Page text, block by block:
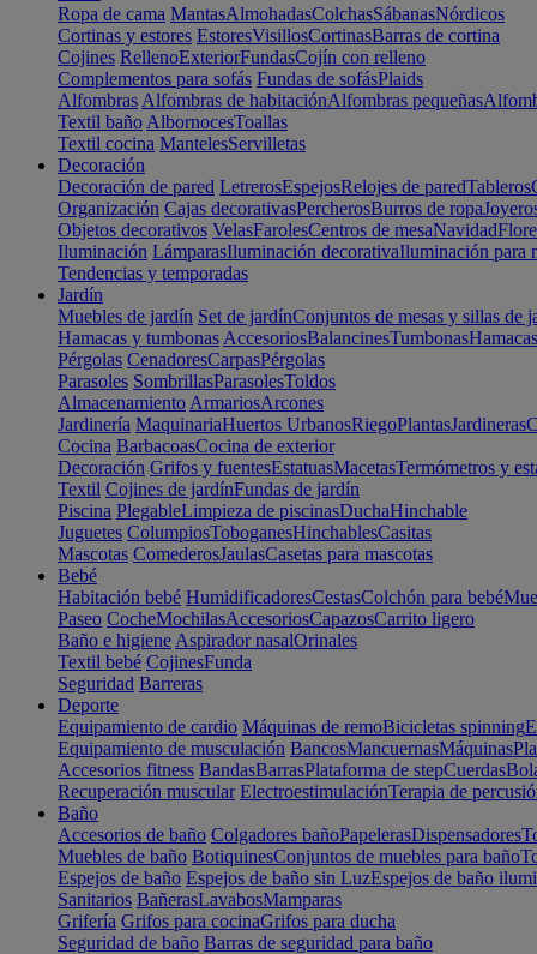
Ropa de cama MantasAlmohadasColchasSábanasNórdicos
Cortinas y estores EstoresVisillosCortinasBarras de cortina
Cojines RellenoExteriorFundasCojín con relleno
Complementos para sofás Fundas de sofásPlaids
Alfombras Alfombras de habitaciónAlfombras pequeñas
Textil baño AlbornocesToallas
Textil cocina MantelesServilletas
Decoración
Decoración de pared LetrerosEspejosRelojes de paredTableros
Organización Cajas decorativasPercherosBurros de ropa
Objetos decorativos VelasFarolesCentros de mesaNavidad
Iluminación LámparasIluminación decorativaIluminación para
Tendencias y temporadas
Jardín
Muebles de jardín Set de jardínConjuntos de mesas y sillas de
Hamacas y tumbonas AccesoriosBalancinesTumbonasHamacas
Pérgolas CenadoresCarpasPérgolas
Parasoles SombrillasParasolesToldos
Almacenamiento ArmariosArcones
Jardinería MaquinariaHuertos UrbanosRiegoPlantasJardineras
Cocina BarbacoasCocina de exterior
Decoración Grifos y fuentesEstatuasMacetasTermómetros y
Textil Cojines de jardínFundas de jardín
Piscina PlegableLimpieza de piscinasDuchaHinchable
Juguetes ColumpiosToboganesHinchablesCasitas
Mascotas ComederosJaulasCasetas para mascotas
Bebé
Habitación bebé HumidificadoresCestasColchón para bebé
Paseo CocheMochilasAccesoriosCapazosCarrito ligero
Baño e higiene Aspirador nasalOrinales
Textil bebé CojinesFunda
Seguridad Barreras
Deporte
Equipamiento de cardio Máquinas de remoBicicletas spinning
Equipamiento de musculación BancosMancuernasMáquinas
Accesorios fitness BandasBarrasPlataforma de stepCuerdas
Recuperación muscular ElectroestimulaciónTerapia de
Baño
Accesorios de baño Colgadores bañoPapelerasDispensadores
Muebles de baño BotiquinesConjuntos de muebles para baño
Espejos de baño Espejos de baño sin LuzEspejos de baño
Sanitarios BañerasLavabosMamparas
Grifería Grifos para cocinaGrifos para ducha
Seguridad de baño Barras de seguridad para baño